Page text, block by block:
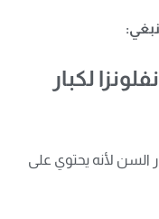
لكبار
السن لأنه يحتوي على